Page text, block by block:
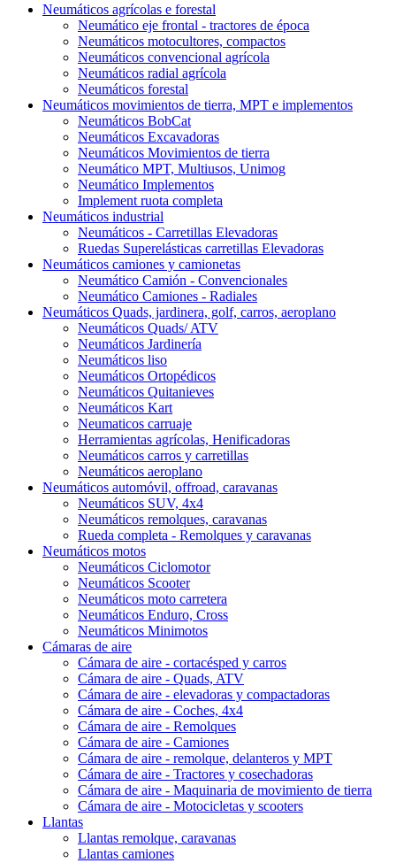
Neumáticos agrícolas e forestal
Neumático eje frontal - tractores de época
Neumáticos motocultores, compactos
Neumáticos convencional agrícola
Neumáticos radial agrícola
Neumáticos forestal
Neumáticos movimientos de tierra, MPT e implementos
Neumáticos BobCat
Neumáticos Excavadoras
Neumáticos Movimientos de tierra
Neumático MPT, Multiusos, Unimog
Neumático Implementos
Implement ruota completa
Neumáticos industrial
Neumáticos - Carretillas Elevadoras
Ruedas Superelásticas carretillas Elevadoras
Neumáticos camiones y camionetas
Neumático Camión - Convencionales
Neumático Camiones - Radiales
Neumáticos Quads, jardinera, golf, carros, aeroplano
Neumáticos Quads/ ATV
Neumáticos Jardinería
Neumáticos liso
Neumáticos Ortopédicos
Neumáticos Quitanieves
Neumáticos Kart
Neumaticos carruaje
Herramientas agrícolas, Henificadoras
Neumáticos carros y carretillas
Neumáticos aeroplano
Neumáticos automóvil, offroad, caravanas
Neumáticos SUV, 4x4
Neumáticos remolques, caravanas
Rueda completa - Remolques y caravanas
Neumáticos motos
Neumáticos Ciclomotor
Neumáticos Scooter
Neumáticos moto carretera
Neumáticos Enduro, Cross
Neumáticos Minimotos
Cámaras de aire
Cámara de aire - cortacésped y carros
Cámara de aire - Quads, ATV
Cámara de aire - elevadoras y compactadoras
Cámara de aire - Coches, 4x4
Cámara de aire - Remolques
Cámara de aire - Camiones
Cámara de aire - remolque, delanteros y MPT
Cámara de aire - Tractores y cosechadoras
Cámara de aire - Maquinaria de movimiento de tierra
Cámara de aire - Motocicletas y scooters
Llantas
Llantas remolque, caravanas
Llantas camiones